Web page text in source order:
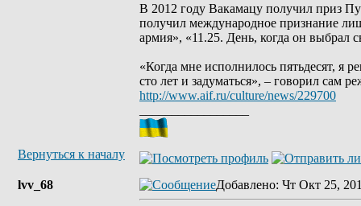
В 2012 году Вакамацу получил приз
получил международное признание
армия», «11.25. День, когда он выбрал
«Когда мне исполнилось пятьдесят, я
сто лет и задуматься», – говорил сам
http://www.aif.ru/culture/news/229700
Вернуться к началу
lvv_68 Добавлено: Чт Окт 25,